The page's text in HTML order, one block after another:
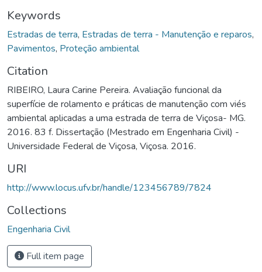
Keywords
Estradas de terra, Estradas de terra - Manutenção e reparos,
Pavimentos, Proteção ambiental
Citation
RIBEIRO, Laura Carine Pereira. Avaliação funcional da
superfície de rolamento e práticas de manutenção com viés
ambiental aplicadas a uma estrada de terra de Viçosa- MG.
2016. 83 f. Dissertação (Mestrado em Engenharia Civil) -
Universidade Federal de Viçosa, Viçosa. 2016.
URI
http://www.locus.ufv.br/handle/123456789/7824
Collections
Engenharia Civil
Full item page